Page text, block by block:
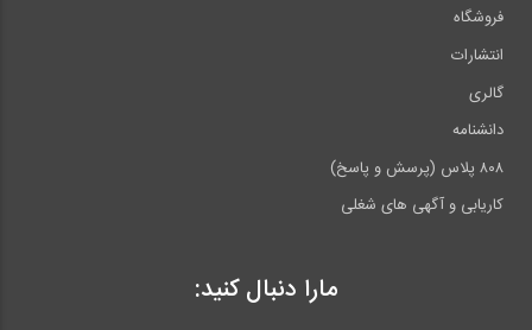
فروشگاه
انتشارات
گالری
دانشنامه
۸۰۸ پلاس (پرسش و پاسخ)
کاریابی و آگهی های شغلی
مارا دنبال کنید: